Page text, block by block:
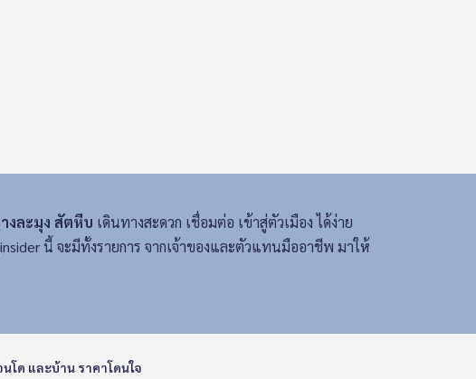
งละมุง สัตหีบ เดินทางสะดวก เชื่อมต่อ เข้าสู่ตัวเมือง ได้ง่าย
นี้ จะมีทั้งรายการ จากเจ้าของและตัวแทนมืออาชีพ มาให้
โด และบ้าน ราคาโดนใจ